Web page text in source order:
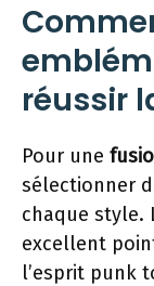
réussir
Pour une
sélectionner
chaque style.
excellent
l’esprit punk